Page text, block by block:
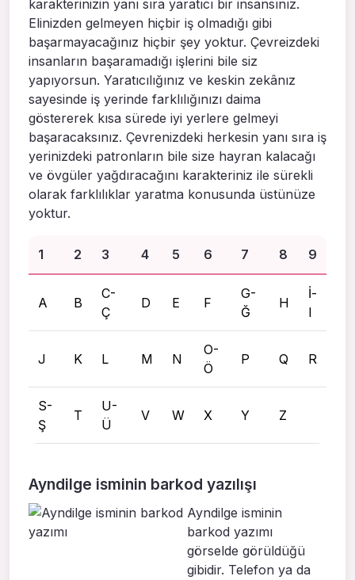
karakterinizin yanı sıra yaratıcı bir insansınız.
Elinizden gelmeyen hiçbir iş olmadığı gibi
başarmayacağınız hiçbir şey yoktur. Çevreizdeki
insanların başaramadığı işlerini bile siz
yapıyorsun. Yaratıcılığınız ve keskin zekânız
sayesinde iş yerinde farklılığınızı daima
göstererek kısa sürede iyi yerlere gelmeyi
başaracaksınız. Çevrenizdeki herkesin yanı sıra iş
yerinizdeki patronların bile size hayran kalacağı
ve övgüler yağdıracağını karakteriniz ile sürekli
olarak farklılıklar yaratma konusunda üstünüze
yoktur.
1 2 3 4 5 6 7 8 9
A B
C-
Ç
D E F
G-
Ğ
H
İ-
I
J K L M N
O-
Ö
P Q R
S-
Ş
T
U-
Ü
V W X Y Z
Ayndilge isminin barkod yazılışı
Ayndilge isminin
barkod yazımı
görselde görüldüğü
gibidir. Telefon ya da